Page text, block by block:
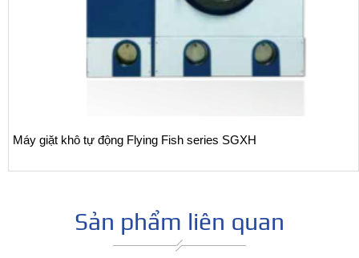
giặt khô tự động Flying Fish series SGXH
Sản phẩm liên quan